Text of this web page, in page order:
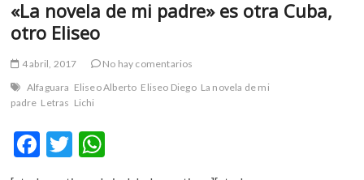
«La novela de mi padre» es otra Cuba,
otro Eliseo
4 abril, 2017
No hay comentarios
Alfaguara Eliseo Alberto Eliseo Diego La novela de mi
padre Letras Lichi
F
T
w
h